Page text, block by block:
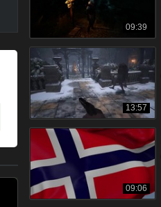
09:39
13:57
09:06